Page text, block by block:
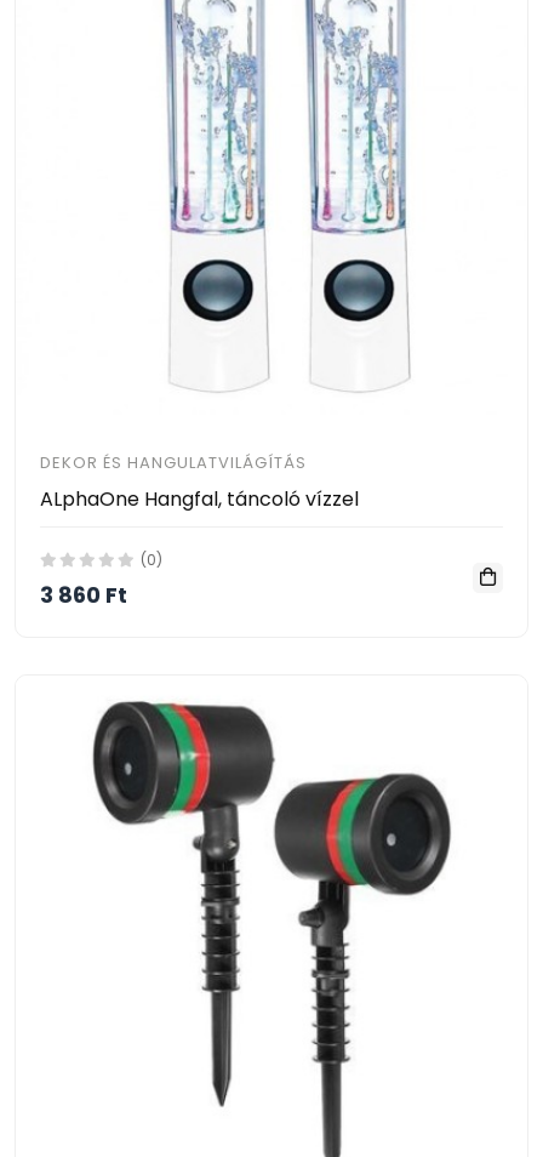
DEKOR ÉS HANGULATVILÁGÍTÁS
ALphaOne Hangfal, táncoló vízzel
(0)
3 860 Ft